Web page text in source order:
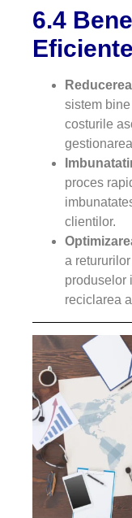
6.4
sistem
costurile
proces
clientilor.
a
produselor
reciclarea